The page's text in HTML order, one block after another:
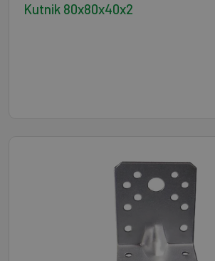
Kutnik 80x80x40x2